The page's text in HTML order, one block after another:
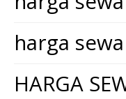
harga
HARGA